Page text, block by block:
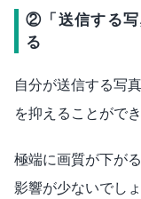
②「送信する写
る
自分が送信する写
を抑えることができ
極端に画質が下が
影響が少ないでしょ